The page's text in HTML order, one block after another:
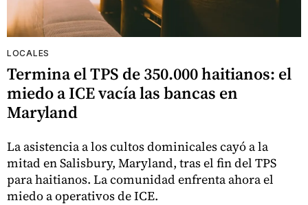
LOCALES
Termina el TPS de 350.000 haitianos: el
miedo a ICE vacía las bancas en
Maryland
La asistencia a los cultos dominicales cayó a la
mitad en Salisbury, Maryland, tras el fin del TPS
para haitianos. La comunidad enfrenta ahora el
miedo a operativos de ICE.